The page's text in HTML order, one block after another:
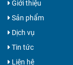
Giới thiệu
Sản phẩm
Dịch vụ
Tin tức
Liên hệ